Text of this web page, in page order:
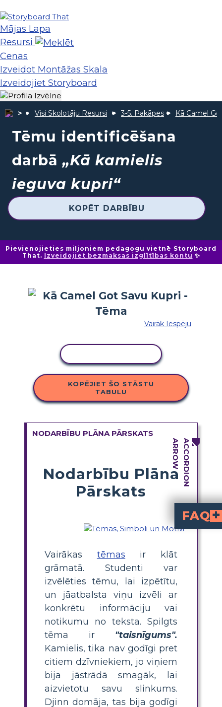
Mājas Lapa
Resursi
Cenas
Izveidot Montāžas Skala
Izveidojiet Storyboard
Visi Skolotāju Resursi 3-5. Pakāpes Kā Camel
Tēmu identificēšana
darbā „Kā kamielis
ieguva kupri“
KOPĒT DARBĪBU
Pievienojieties miljoniem pedagogu vietnē Storyboard
That. Izveidojiet bezmaksas izglītības kontu ✨
Vairāk Iespēju
KOPĒJIET ŠO STĀSTU
TABULU
NODARBĪBU PLĀNA PĀRSKATS
Nodarbību Plāna
Pārskats
Vairākas tēmas ir klāt
grāmatā. Studenti var
izvēlēties tēmu, lai izpētītu,
un jāatbalsta viņu izvēli ar
konkrētu informāciju vai
notikumu no teksta. Spilgts
tēma ir "taisnīgums".
Kamielis, tika nav godīgi pret
citiem dzīvniekiem, jo ​​viņiem
bija jāstrādā smagāk, lai
aizvietotu savu slinkums.
Djinn domāja, tas bija godīgi
FAQ